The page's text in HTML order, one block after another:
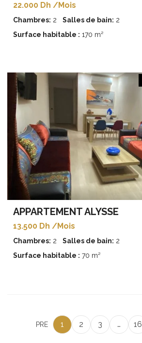
22.000 Dh /Mois
Chambres: 2 Salles de bain: 2
Surface habitable : 170 m²
APPARTEMENT ALYSSE
13.500 Dh /Mois
Chambres: 2 Salles de bain: 2
Surface habitable : 70 m²
PRE 1 2 3 … 16